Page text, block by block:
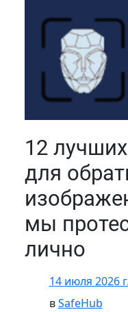
12
для
мы
лично
14 июля 2026 г.
вSafeHub